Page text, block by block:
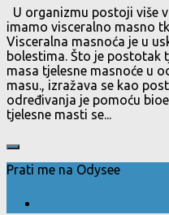
U organizmu postoji više
imamo visceralno masno
Visceralna masnoća je u
bolestima. Što je postotak
masa tjelesne masnoće u
masu., izražava se kao
određivanja je pomoću
tjelesne masti se...
Prati me na Odysee